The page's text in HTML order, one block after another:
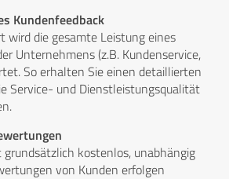
Kundenfeedback
wird die gesamte Leistung eines
Unternehmens (z.B. Kundenservice,
So erhalten Sie einen detaillierten
Service- und Dienstleistungsqualität
grundsätzlich kostenlos, unabhängig
von Kunden erfolgen